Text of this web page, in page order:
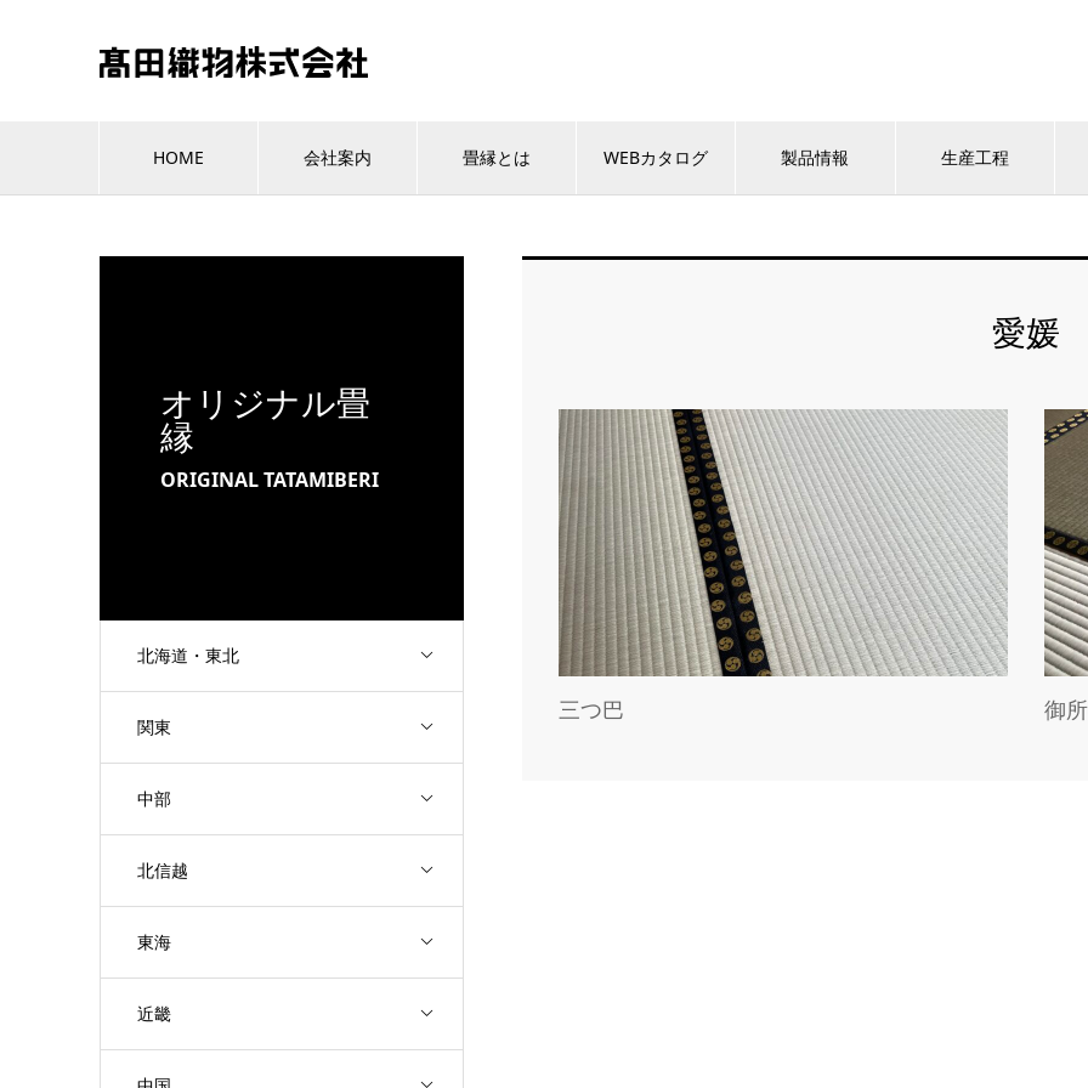
HOME 会社案内 畳縁とは WEBカタログ 製品情報 生産工程
オリジナル畳
縁
ORIGINAL TATAMIBERI
北海道・東北
関東
中部
北信越
東海
近畿
愛媛
三つ巴 御